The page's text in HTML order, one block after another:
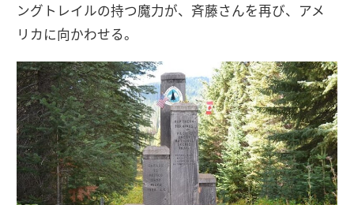
ングトレイルの持つ魔力が、斉藤さんを再び、アメ
リカに向かわせる。